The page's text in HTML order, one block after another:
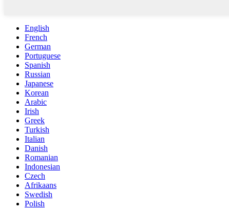
English
French
German
Portuguese
Spanish
Russian
Japanese
Korean
Arabic
Irish
Greek
Turkish
Italian
Danish
Romanian
Indonesian
Czech
Afrikaans
Swedish
Polish